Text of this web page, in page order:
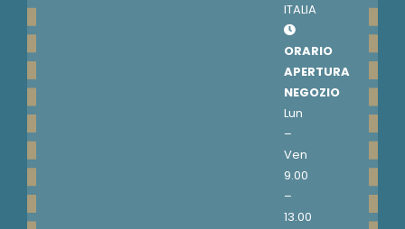
ITALIA
ORARIO
APERTURA
NEGOZIO
Lun
–
Ven
9.00
–
13.00